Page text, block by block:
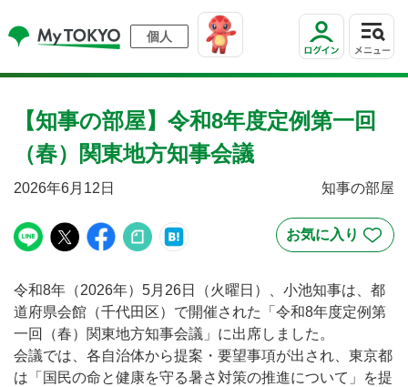
個人
【知事の部屋】令和8年度定例第一回
（春）関東地方知事会議
2026年6月12日 知事の部屋
令和8年（2026年）5月26日（火曜日）、小池知事は、都
道府県会館（千代田区）で開催された「令和8年度定例第
一回（春）関東地方知事会議」に出席しました。
会議では、各自治体から提案・要望事項が出され、東京都
は「国民の命と健康を守る暑さ対策の推進について」を提